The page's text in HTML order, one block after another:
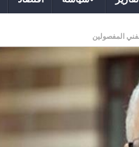
المفصولين